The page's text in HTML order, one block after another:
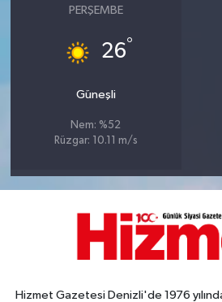
PERŞEMBE
26°
Güneşli
Nem: %52
Rüzgar: 10.11 m/s
Hizmet Gazetesi Denizli'de 1976